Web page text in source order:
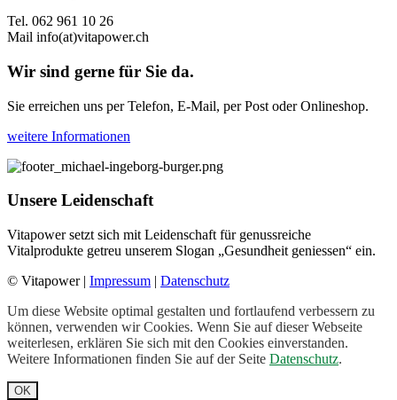
Tel. 062 961 10 26
Mail info(at)vitapower.ch
Wir sind gerne für Sie da.
Sie erreichen uns per Telefon, E-Mail, per Post oder Onlineshop.
weitere Informationen
Unsere Leidenschaft
Vitapower setzt sich mit Leidenschaft für genussreiche
Vitalprodukte getreu unserem Slogan „Gesundheit geniessen“ ein.
© Vitapower | Impressum | Datenschutz
Um diese Website optimal gestalten und fortlaufend verbessern zu
können, verwenden wir Cookies. Wenn Sie auf dieser Webseite
weiterlesen, erklären Sie sich mit den Cookies einverstanden.
Weitere Informationen finden Sie auf der Seite Datenschutz.
OK